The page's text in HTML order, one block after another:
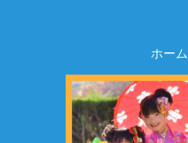
ホーム